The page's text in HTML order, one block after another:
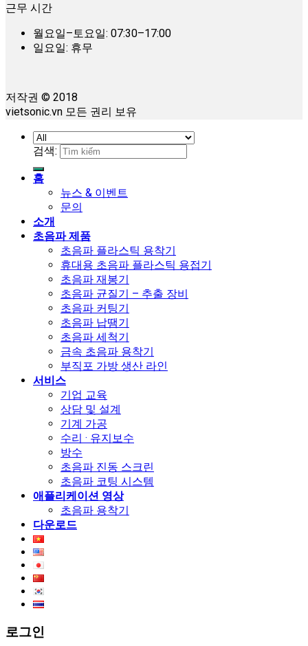
근무 시간
월요일–토요일: 07:30–17:00
일요일: 휴무
저작권 © 2018
vietsonic.vn 모든 권리 보유
검색:
홈
뉴스 & 이벤트
문의
소개
초음파 제품
초음파 플라스틱 용착기
휴대용 초음파 플라스틱 용접기
초음파 재봉기
초음파 균질기 – 추출 장비
초음파 커팅기
초음파 납땜기
초음파 세척기
금속 초음파 용착기
부직포 가방 생산 라인
서비스
기업 교육
상담 및 설계
기계 가공
수리 · 유지보수
방수
초음파 진동 스크린
초음파 코팅 시스템
애플리케이션 영상
초음파 용착기
다운로드
로그인